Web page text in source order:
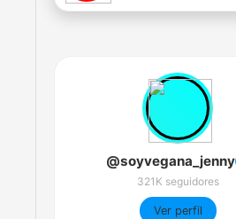
@soyvegana_jenny
321K seguidores
Ver perfil